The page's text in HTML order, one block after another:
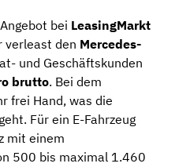
bei LeasingMarkt
verleast den Mercedes-
und Geschäftskunden
brutto. Bei dem
frei Hand, was die
Für ein E-Fahrzeug
mit einem
500 bis maximal 1.460